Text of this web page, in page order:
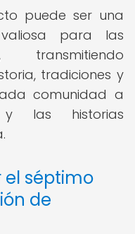
puede ser una
para las
transmitiendo
tradiciones y
comunidad a
las historias
el séptimo
de